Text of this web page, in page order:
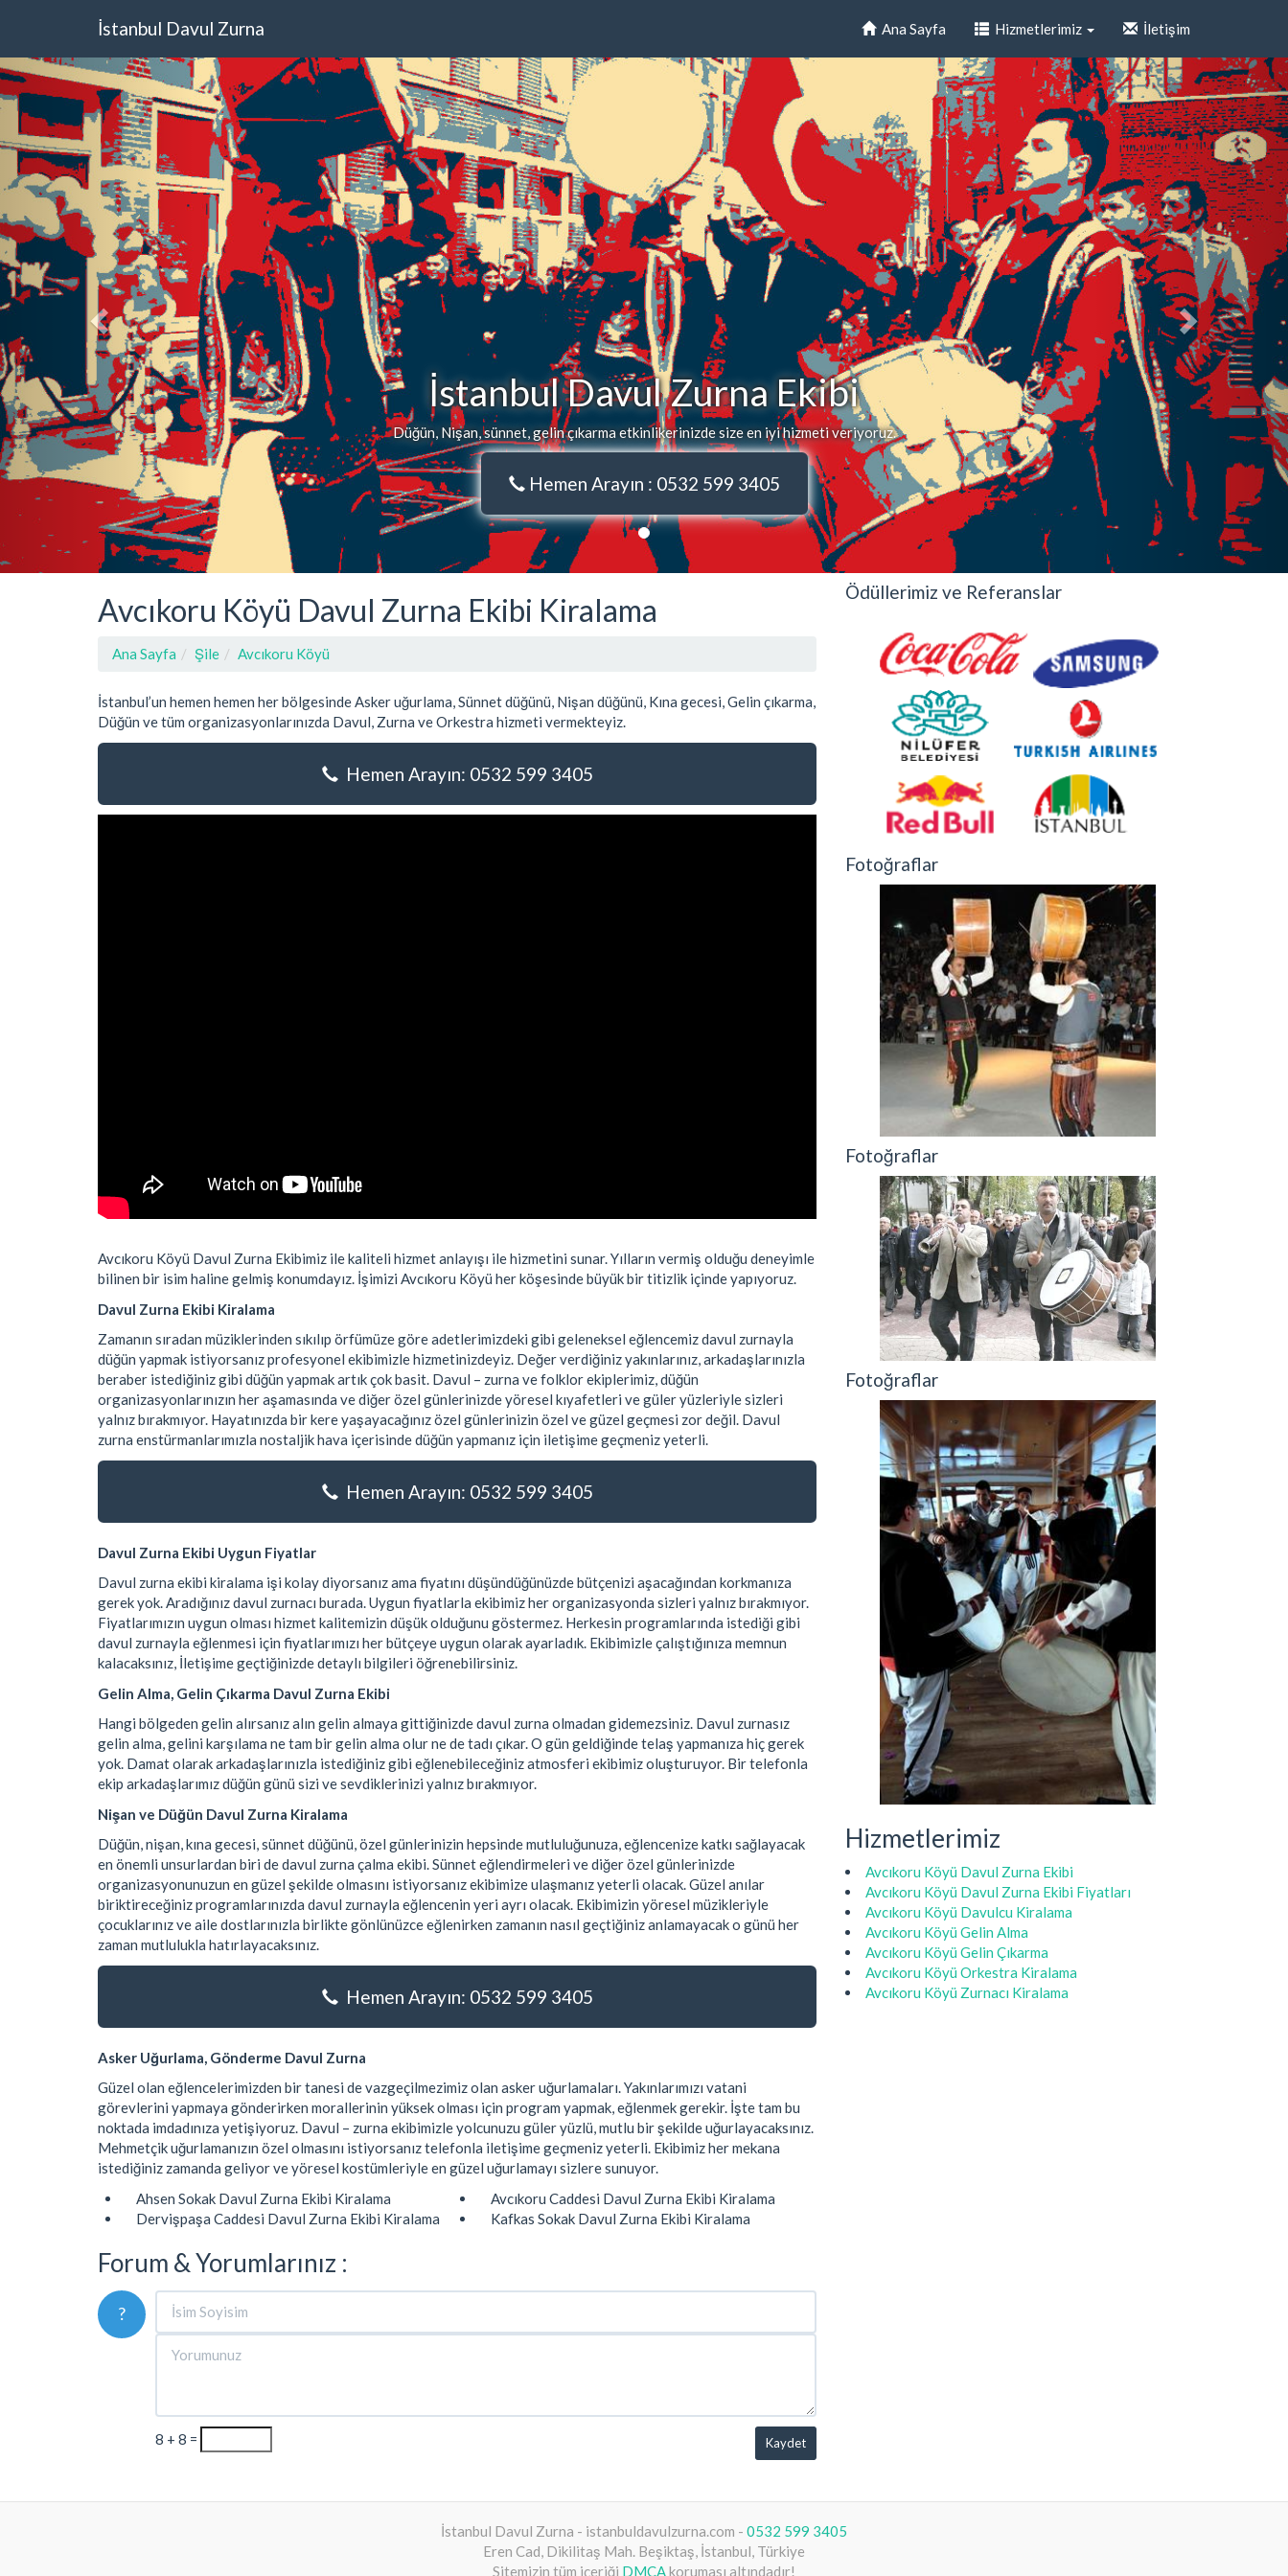
İstanbul Davul Zurna Ana Sayfa Hizmetlerimiz İletişim
İstanbul Davul Zurna Ekibi
Düğün, Nişan, sünnet, gelin çıkarma etkinlikerinizde size en iyi hizmeti veriyoruz.
Hemen Arayın : 0532 599 3405
Avcıkoru Köyü Davul Zurna Ekibi Kiralama
Ana Sayfa Şile Avcıkoru Köyü
İstanbul’un hemen hemen her bölgesinde Asker uğurlama, Sünnet düğünü, Nişan düğünü, Kına gecesi, Gelin çıkarma,
Düğün ve tüm organizasyonlarınızda Davul, Zurna ve Orkestra hizmeti vermekteyiz.
Hemen Arayın: 0532 599 3405
Avcıkoru Köyü Davul Zurna Ekibimiz ile kaliteli hizmet anlayışı ile hizmetini sunar. Yılların vermiş olduğu deneyimle
bilinen bir isim haline gelmiş konumdayız. İşimizi Avcıkoru Köyü her köşesinde büyük bir titizlik içinde yapıyoruz.
Davul Zurna Ekibi Kiralama
Zamanın sıradan müziklerinden sıkılıp örfümüze göre adetlerimizdeki gibi geleneksel eğlencemiz davul zurnayla
düğün yapmak istiyorsanız profesyonel ekibimizle hizmetinizdeyiz. Değer verdiğiniz yakınlarınız, arkadaşlarınızla
beraber istediğiniz gibi düğün yapmak artık çok basit. Davul – zurna ve folklor ekiplerimiz, düğün
organizasyonlarınızın her aşamasında ve diğer özel günlerinizde yöresel kıyafetleri ve güler yüzleriyle sizleri
yalnız bırakmıyor. Hayatınızda bir kere yaşayacağınız özel günlerinizin özel ve güzel geçmesi zor değil. Davul
zurna enstürmanlarımızla nostaljik hava içerisinde düğün yapmanız için iletişime geçmeniz yeterli.
Hemen Arayın: 0532 599 3405
Davul Zurna Ekibi Uygun Fiyatlar
Davul zurna ekibi kiralama işi kolay diyorsanız ama fiyatını düşündüğünüzde bütçenizi aşacağından korkmanıza
gerek yok. Aradığınız davul zurnacı burada. Uygun fiyatlarla ekibimiz her organizasyonda sizleri yalnız bırakmıyor.
Fiyatlarımızın uygun olması hizmet kalitemizin düşük olduğunu göstermez. Herkesin programlarında istediği gibi
davul zurnayla eğlenmesi için fiyatlarımızı her bütçeye uygun olarak ayarladık. Ekibimizle çalıştığınıza memnun
kalacaksınız, İletişime geçtiğinizde detaylı bilgileri öğrenebilirsiniz.
Gelin Alma, Gelin Çıkarma Davul Zurna Ekibi
Hangi bölgeden gelin alırsanız alın gelin almaya gittiğinizde davul zurna olmadan gidemezsiniz. Davul zurnasız
gelin alma, gelini karşılama ne tam bir gelin alma olur ne de tadı çıkar. O gün geldiğinde telaş yapmanıza hiç gerek
yok. Damat olarak arkadaşlarınızla istediğiniz gibi eğlenebileceğiniz atmosferi ekibimiz oluşturuyor. Bir telefonla
ekip arkadaşlarımız düğün günü sizi ve sevdiklerinizi yalnız bırakmıyor.
Nişan ve Düğün Davul Zurna Kiralama
Düğün, nişan, kına gecesi, sünnet düğünü, özel günlerinizin hepsinde mutluluğunuza, eğlencenize katkı sağlayacak
en önemli unsurlardan biri de davul zurna çalma ekibi. Sünnet eğlendirmeleri ve diğer özel günlerinizde
organizasyonunuzun en güzel şekilde olmasını istiyorsanız ekibimize ulaşmanız yeterli olacak. Güzel anılar
biriktireceğiniz programlarınızda davul zurnayla eğlencenin yeri ayrı olacak. Ekibimizin yöresel müzikleriyle
çocuklarınız ve aile dostlarınızla birlikte gönlünüzce eğlenirken zamanın nasıl geçtiğiniz anlamayacak o günü her
zaman mutlulukla hatırlayacaksınız.
Hemen Arayın: 0532 599 3405
Asker Uğurlama, Gönderme Davul Zurna
Güzel olan eğlencelerimizden bir tanesi de vazgeçilmezimiz olan asker uğurlamaları. Yakınlarımızı vatani
görevlerini yapmaya gönderirken morallerinin yüksek olması için program yapmak, eğlenmek gerekir. İşte tam bu
noktada imdadınıza yetişiyoruz. Davul – zurna ekibimizle yolcunuzu güler yüzlü, mutlu bir şekilde uğurlayacaksınız.
Mehmetçik uğurlamanızın özel olmasını istiyorsanız telefonla iletişime geçmeniz yeterli. Ekibimiz her mekana
istediğiniz zamanda geliyor ve yöresel kostümleriyle en güzel uğurlamayı sizlere sunuyor.
Ahsen Sokak Davul Zurna Ekibi Kiralama
Avcıkoru Caddesi Davul Zurna Ekibi Kiralama
Dervişpaşa Caddesi Davul Zurna Ekibi Kiralama
Kafkas Sokak Davul Zurna Ekibi Kiralama
Forum & Yorumlarınız :
?
8 + 8 = Kaydet
Ödüllerimiz ve Referanslar
Fotoğraflar
Fotoğraflar
Fotoğraflar
Hizmetlerimiz
Avcıkoru Köyü Davul Zurna Ekibi
Avcıkoru Köyü Davul Zurna Ekibi Fiyatları
Avcıkoru Köyü Davulcu Kiralama
Avcıkoru Köyü Gelin Alma
Avcıkoru Köyü Gelin Çıkarma
Avcıkoru Köyü Orkestra Kiralama
Avcıkoru Köyü Zurnacı Kiralama
İstanbul Davul Zurna - istanbuldavulzurna.com - 0532 599 3405
Eren Cad, Dikilitaş Mah. Beşiktaş, İstanbul, Türkiye
Sitemizin tüm içeriği DMCAkoruması altındadır!